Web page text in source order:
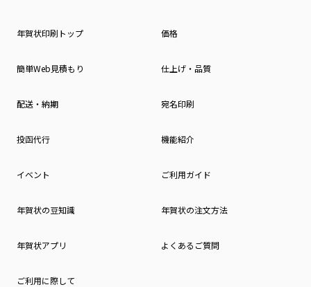
年賀状印刷トップ 価格
簡単Web見積もり 仕上げ・品質
配送・納期 宛名印刷
投函代行 機能紹介
イベント ご利用ガイド
年賀状の豆知識 年賀状の注文方法
年賀状アプリ よくあるご質問
ご利用に際して